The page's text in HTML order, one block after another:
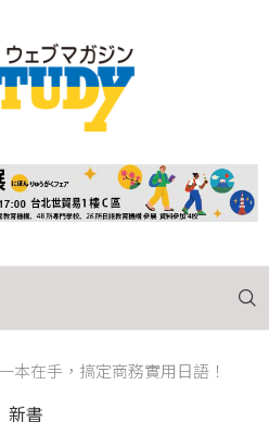
一本在手，搞定商務實用日語！
新書